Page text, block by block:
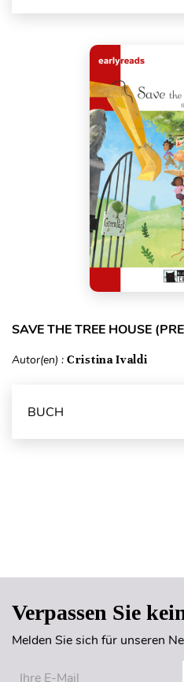
SAVE THE TREE HOUSE
Autor(en) : Cristina Ivaldi
BUCH
Verpassen Sie
Melden Sie sich für unseren